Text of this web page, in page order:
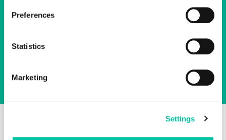
Preferences
Statistics
Marketing
Settings
nahtlosen Zugang zu gemeinsam genutzten